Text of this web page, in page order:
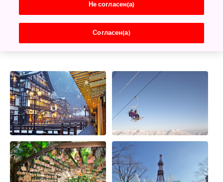
Оденьтесь потеплее — вас ждут снежные
фестивали, горные лыжи и сноубординг (а
потом, разумеется, отличное купание в онсэне!)
Не согласен(а)
Согласен(а)